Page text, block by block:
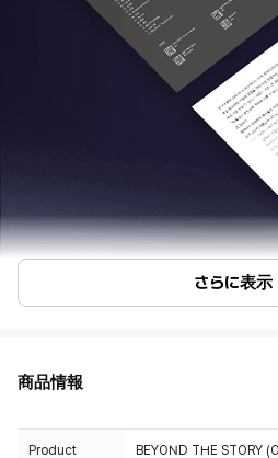
さらに表示
商品情報
Product
BEYOND THE STORY